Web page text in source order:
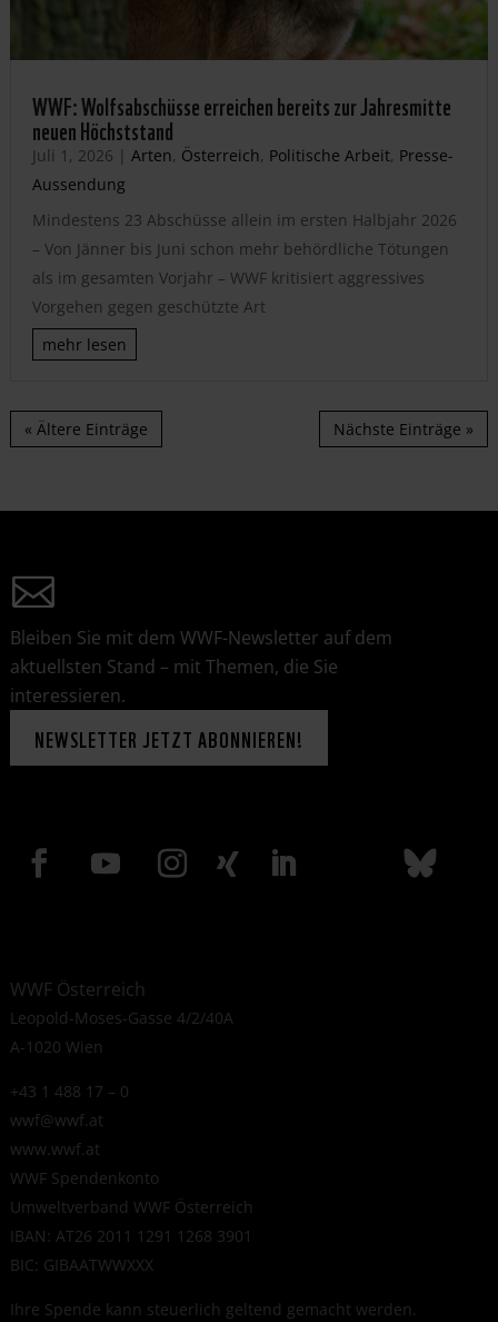
WWF: Wolfsabschüsse erreichen bereits zur Jahresmitte
neuen Höchststand
Juli 1, 2026 | Arten, Österreich, Politische Arbeit, Presse-
Aussendung
Mindestens 23 Abschüsse allein im ersten Halbjahr 2026
– Von Jänner bis Juni schon mehr behördliche Tötungen
als im gesamten Vorjahr – WWF kritisiert aggressives
Vorgehen gegen geschützte Art
mehr lesen
« Ältere Einträge Nächste Einträge »
Bleiben Sie mit dem WWF-Newsletter auf dem
aktuellsten Stand – mit Themen, die Sie
interessieren.
NEWSLETTER JETZT ABONNIEREN!
WWF Österreich
Leopold-Moses-Gasse 4/2/40A
A-1020 Wien
+43 1 488 17 – 0
wwf@wwf.at
www.wwf.at
WWF Spendenkonto
Umweltverband WWF Österreich
IBAN: AT26 2011 1291 1268 3901
BIC: GIBAATWWXXX
Ihre Spende kann steuerlich geltend gemacht werden.